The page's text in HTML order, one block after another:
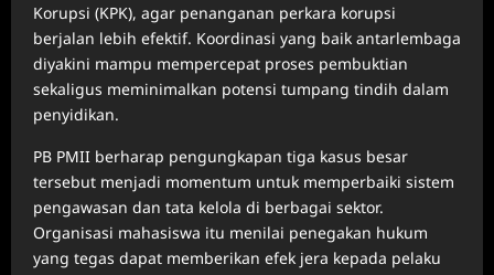
Korupsi (KPK), agar penanganan perkara korupsi
berjalan lebih efektif. Koordinasi yang baik antarlembaga
diyakini mampu mempercepat proses pembuktian
sekaligus meminimalkan potensi tumpang tindih dalam
penyidikan.
PB PMII berharap pengungkapan tiga kasus besar
tersebut menjadi momentum untuk memperbaiki sistem
pengawasan dan tata kelola di berbagai sektor.
Organisasi mahasiswa itu menilai penegakan hukum
yang tegas dapat memberikan efek jera kepada pelaku